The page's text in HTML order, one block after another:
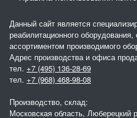
Данный сайт является
реабилитационного
ассортиментом производимого
Адрес производства и офиса
тел. +7 (495) 136-28-69
тел. +7 (968) 468-98-08
Производство, склад:
Московская область, Люберецкий